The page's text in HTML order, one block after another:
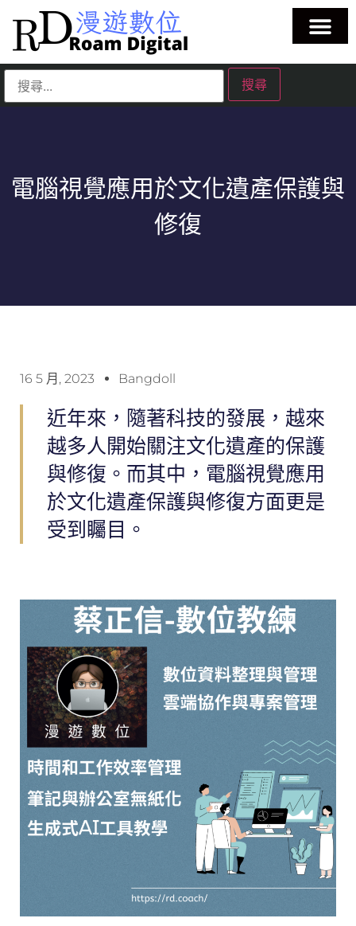
電腦視覺應用於文化遺產保護與
修復
16 5 月, 2023 Bangdoll
近年來，隨著科技的發展，越來
越多人開始關注文化遺產的保護
與修復。而其中，電腦視覺應用
於文化遺產保護與修復方面更是
受到矚目。